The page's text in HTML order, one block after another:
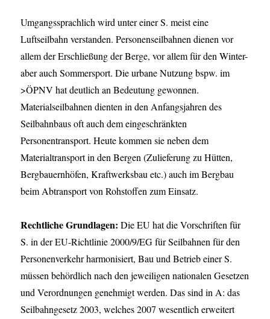
Umgangssprachlich wird unter einer S. meist eine
Luftseilbahn verstanden. Personenseilbahnen dienen vor
allem der Erschließung der Berge, vor allem für den Winter-
aber auch Sommersport. Die urbane Nutzung bspw. im
>ÖPNV hat deutlich an Bedeutung gewonnen.
Materialseilbahnen dienten in den Anfangsjahren des
Seilbahnbaus oft auch dem eingeschränkten
Personentransport. Heute kommen sie neben dem
Materialtransport in den Bergen (Zulieferung zu Hütten,
Bergbauernhöfen, Kraftwerksbau etc.) auch im Bergbau
beim Abtransport von Rohstoffen zum Einsatz.
Rechtliche Grundlagen: Die EU hat die Vorschriften für
S. in der EU-Richtlinie 2000/9/EG für Seilbahnen für den
Personenverkehr harmonisiert, Bau und Betrieb einer S.
müssen behördlich nach den jeweiligen nationalen Gesetzen
und Verordnungen genehmigt werden. Das sind in A: das
Seilbahngesetz 2003, welches 2007 wesentlich erweitert